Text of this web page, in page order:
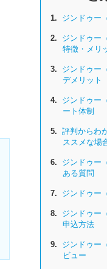
1. ジンドゥー
2.
ジンドゥー
特徴・メリ
3.
ジンドゥー
デメリット
4.
ジンドゥー
ート体制
5. 評判からわ
ススメな場
6.
ジンドゥー
ある質問
7. ジンドゥー
8.
ジンドゥー
申込方法
9.
ジンドゥー
ビュー